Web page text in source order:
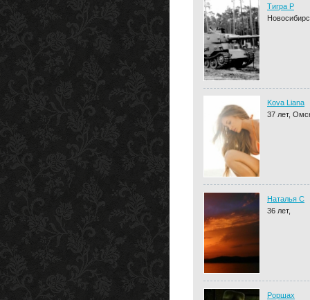
Тигра P
Kova Liana
37 лет,
Наталья С
36 лет,
Роршах